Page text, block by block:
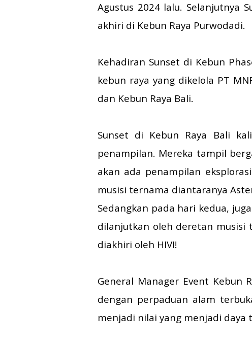
Agustus 2024 lalu. Selanjutnya
akhiri di Kebun Raya Purwodadi.
Kehadiran Sunset di Kebun
kebun raya yang dikelola PT
dan Kebun Raya Bali.
Sunset di Kebun Raya Bali
penampilan. Mereka tampil
akan ada penampilan
musisi ternama diantaranya
Sedangkan pada hari kedua,
dilanjutkan oleh deretan musisi
diakhiri oleh HIVI!
General Manager Event Kebun
dengan perpaduan alam
menjadi nilai yang menjadi daya